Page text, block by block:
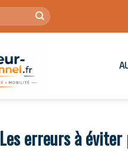
Les erreurs à